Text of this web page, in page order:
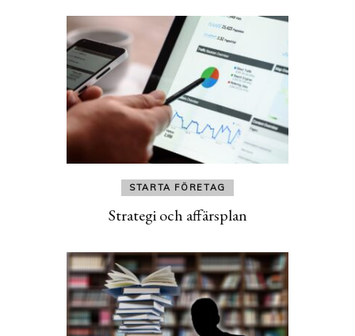
STARTA FÖRETAG
Strategi och affärsplan